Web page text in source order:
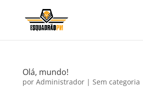
Olá, mundo!
por Administrador| Sem categoria